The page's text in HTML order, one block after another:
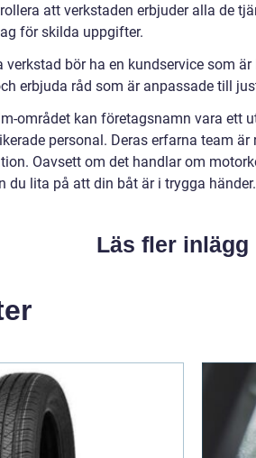
att verkstaden erbjuder alla de
för skilda uppgifter.
verkstad bör ha en kundservice som
erbjuda råd som är anpassade till
området kan företagsnamn vara ett
personal. Deras erfarna team
Oavsett om det handlar om
du lita på att din båt är i trygga händer.
Läs fler inlägg